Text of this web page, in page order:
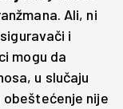
Ali, ni
i
mogu da
u slučaju
obeštećenje nije